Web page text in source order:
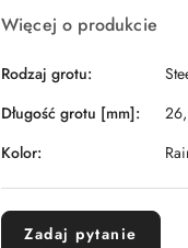
Więcej o produkcie
Rodzaj grotu:
Długość grotu [mm]:
Kolor:
Zadaj pytanie